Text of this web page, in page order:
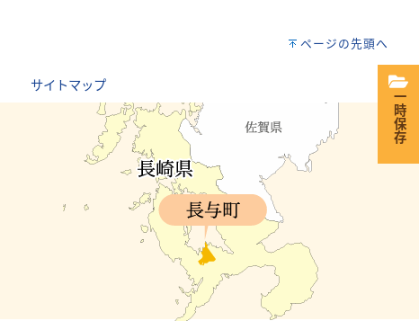
ページの先頭へ
サイトマップ
一時保存